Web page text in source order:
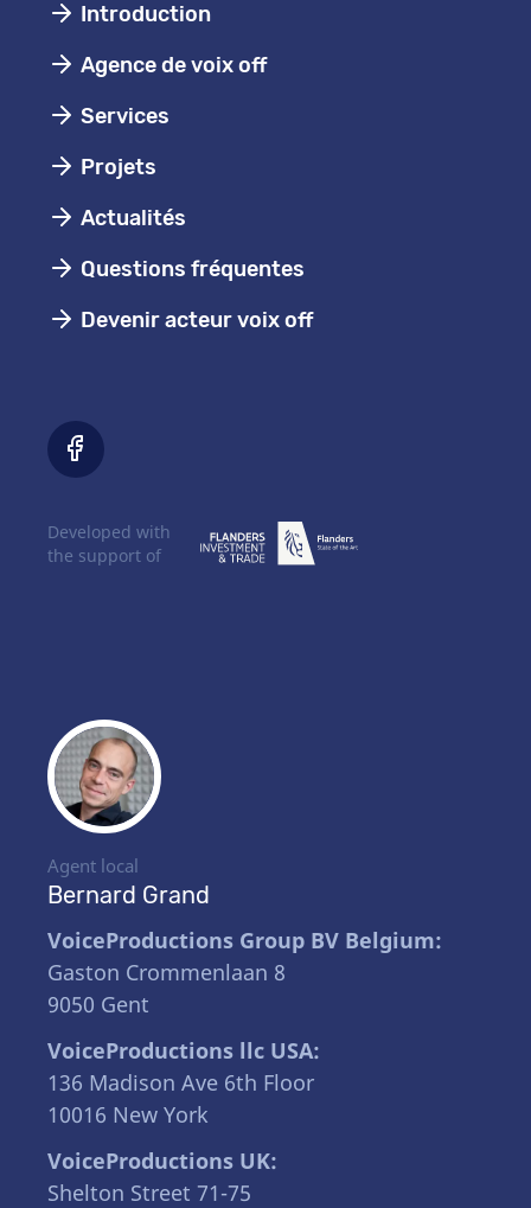
Introduction
Agence de voix off
Services
Projets
Actualités
Questions fréquentes
Devenir acteur voix off
Agent local
Bernard Grand
VoiceProductions Group BV Belgium:
Gaston Crommenlaan 8
9050 Gent
VoiceProductions llc USA:
136 Madison Ave 6th Floor
10016 New York
VoiceProductions UK:
Shelton Street 71-75
Developed with
the support of